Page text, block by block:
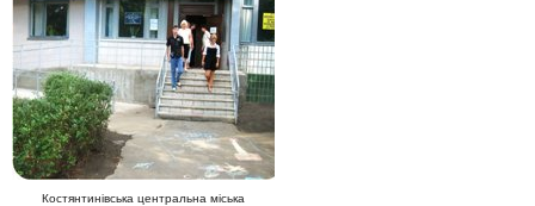
Костянтинівська центральна міська